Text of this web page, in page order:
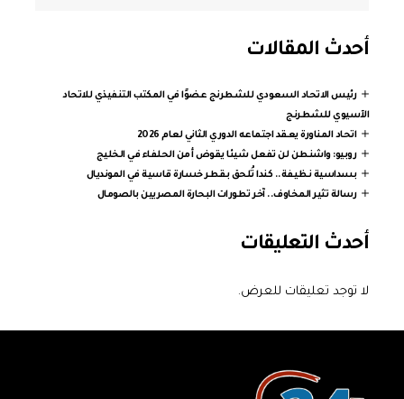
أحدث المقالات
رئيس الاتحاد السعودي للشطرنج عضوًا في المكتب التنفيذي للاتحاد
الآسيوي للشطرنج
اتحاد المناورة يعقد اجتماعه الدوري الثاني لعام 2026
روبيو: واشنطن لن تفعل شيئا يقوض أمن الحلفاء في الخليج
بسداسية نظيفة.. كندا تُلحق بقطر خسارة قاسية في المونديال
رسالة تثير المخاوف.. آخر تطورات البحارة المصريين بالصومال
أحدث التعليقات
لا توجد تعليقات للعرض.